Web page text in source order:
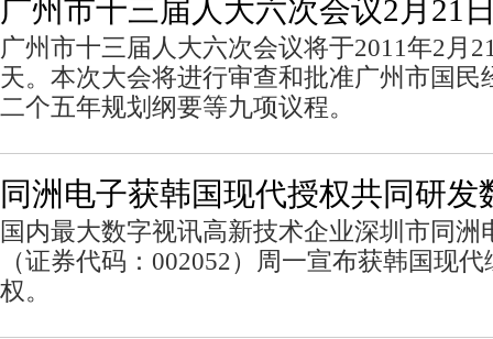
广州市十三届人大六次会议2月21
广州市十三届人大六次会议将于2011年2月
天。本次大会将进行审查和批准广州市国民
二个五年规划纲要等九项议程。
同洲电子获韩国现代授权共同研发
国内最大数字视讯高新技术企业深圳市同洲
（证券代码：002052）周一宣布获韩国现
权。